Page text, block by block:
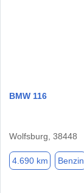
BMW 116
Wolfsburg, 38448
4.690 km Benzin